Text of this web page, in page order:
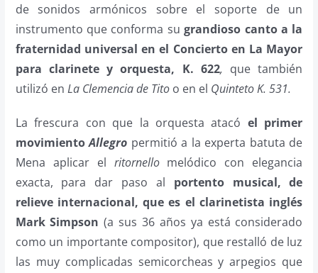
de sonidos armónicos sobre el soporte de un
instrumento que conforma su grandioso canto a la
fraternidad universal en el Concierto en La Mayor
para clarinete y orquesta, K. 622, que también
utilizó en La Clemencia de Titoo en el Quinteto K. 531.
La frescura con que la orquesta atacó el primer
movimientoAllegro permitió a la experta batuta de
Mena aplicar el ritornello melódico con elegancia
exacta, para dar paso al portento musical, de
relieve internacional, que es el clarinetista inglés
Mark Simpson(a sus 36 años ya está considerado
como un importante compositor), que restalló de luz
las muy complicadas semicorcheas y arpegios que